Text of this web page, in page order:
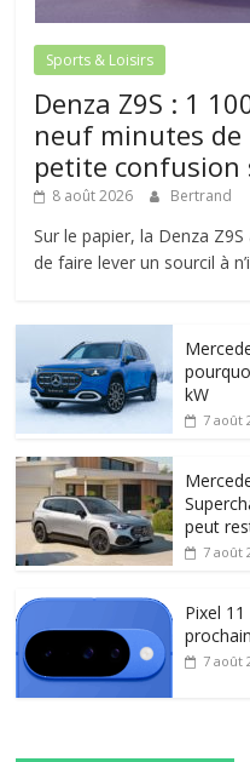
Sports & Loisirs
Denza Z9S : 1
neuf minutes
petite confusion
8 août 2026 Bertrand
Sur le papier, la Denza
de faire lever un sourcil à
kW
7 août
peut
7 août
Pixel
7 août